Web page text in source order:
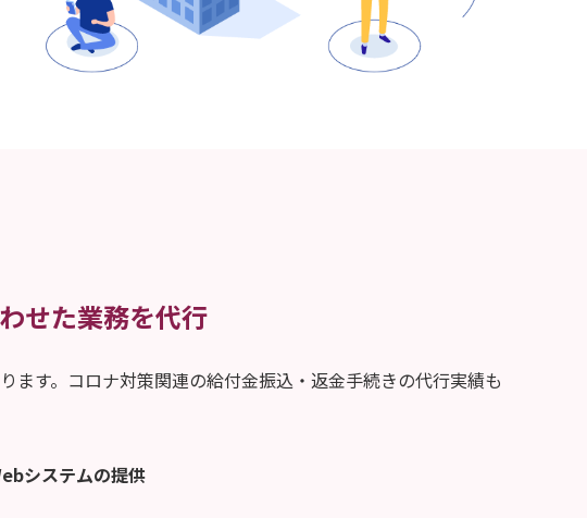
せた業務を代行
ます。コロナ対策関連の給付金振込・返金手続きの代行実績も
システムの提供